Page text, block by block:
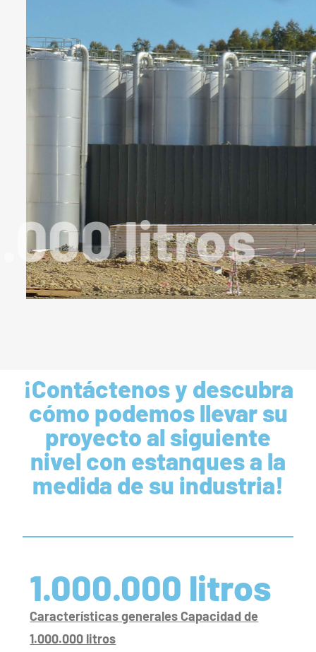
90.000
¡Contáctenos y descubra
cómo podemos llevar su
proyecto al siguiente
nivel con estanques a la
medida de su industria!
1.000.000 litros
Características generales Capacidad de
1.000.000 litros